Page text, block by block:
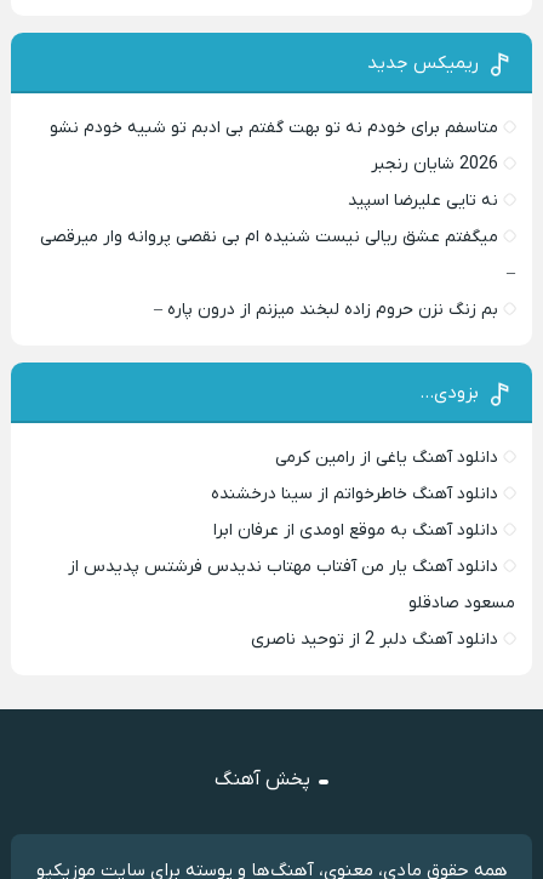
ریمیکس جدید
متاسفم برای خودم نه تو بهت گفتم بی ادبم تو شبیه خودم نشو ‌ ‌
2026 شایان رنجبر
نه تایی علیرضا اسپید
میگفتم عشق ریالی نیست شنیده ام بی نقصی پروانه وار میرقصی
–
بم زنگ نزن حروم زاده لبخند میزنم از درون پاره –
بزودی…
دانلود آهنگ یاغی از رامین کرمی
دانلود آهنگ خاطرخواتم از سینا درخشنده
دانلود آهنگ به موقع اومدی از عرفان ابرا
دانلود آهنگ یار من آفتاب مهتاب ندیدس فرشتس پدیدس از
مسعود صادقلو
دانلود آهنگ دلبر 2 از توحید ناصری
پخش آهنگ
همه حقوق مادی، معنوی، آهنگ‌ها و پوسته برای سایت موزیکیو